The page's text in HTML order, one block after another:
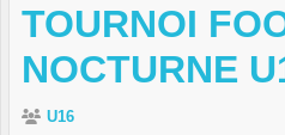
TOURNOI
NOCTURNE
U16